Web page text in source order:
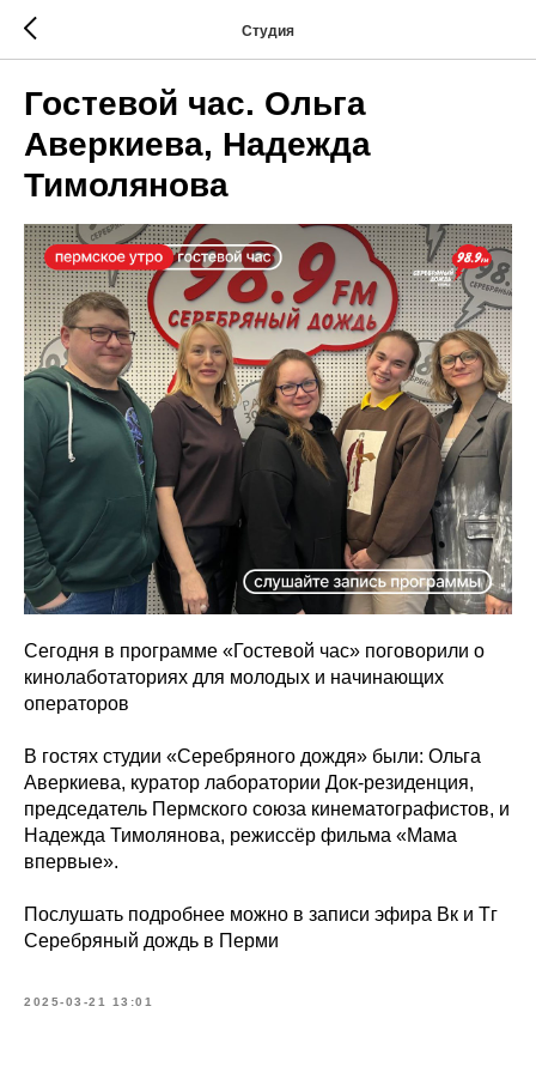
Студия
Гостевой час. Ольга
Аверкиева, Надежда
Тимолянова
Сегодня в программе «Гостевой час» поговорили о
кинолаботаториях для молодых и начинающих
операторов
В гостях студии «Серебряного дождя» были: Ольга
Аверкиева, куратор лаборатории Док-резиденция,
председатель Пермского союза кинематографистов, и
Надежда Тимолянова, режиссёр фильма «Мама
впервые».
Послушать подробнее можно в записи эфира Вк и Тг
Серебряный дождь в Перми
2025-03-21 13:01